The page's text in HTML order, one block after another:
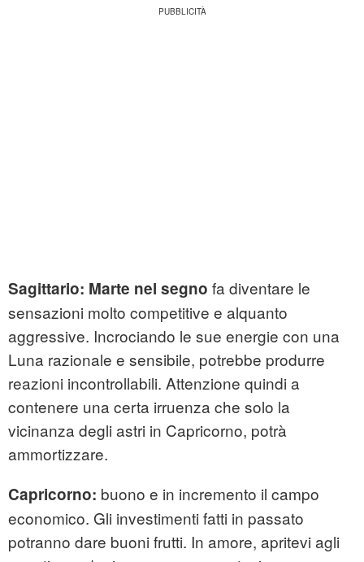
Sagittario: Marte nel segno fa diventare le
sensazioni molto competitive e alquanto
aggressive. Incrociando le sue energie con una
Luna razionale e sensibile, potrebbe produrre
reazioni incontrollabili. Attenzione quindi a
contenere una certa irruenza che solo la
vicinanza degli astri in Capricorno, potrà
ammortizzare.
Capricorno: buono e in incremento il campo
economico. Gli investimenti fatti in passato
potranno dare buoni frutti. In amore, apritevi agli